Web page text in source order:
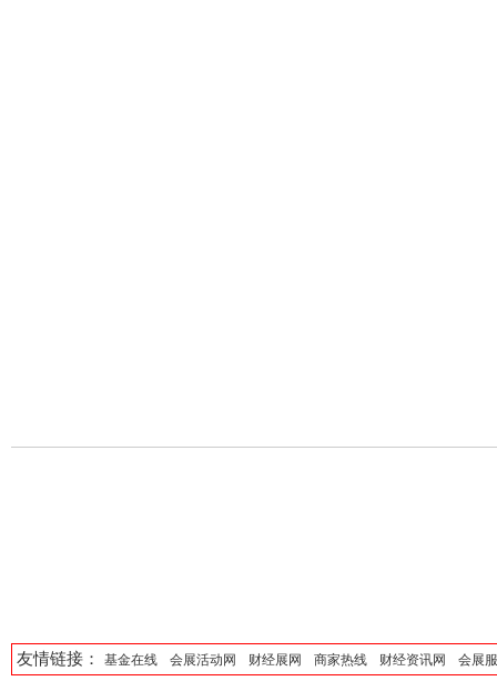
友情链接： 基金在线 会展活动网 财经展网 商家热线 财经资讯网
会展